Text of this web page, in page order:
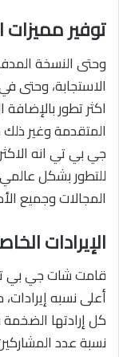
توفير
وحتى النسخة
الاستجابة، وحتى
اكثر تطور
المتقدمة وغير
جي بي تي انه
للتطور بشكل
المجالات وجميع
الإيرادات
قامت شات جي بي
أعلى نسبه
كل إرادتها
نسبة عدد